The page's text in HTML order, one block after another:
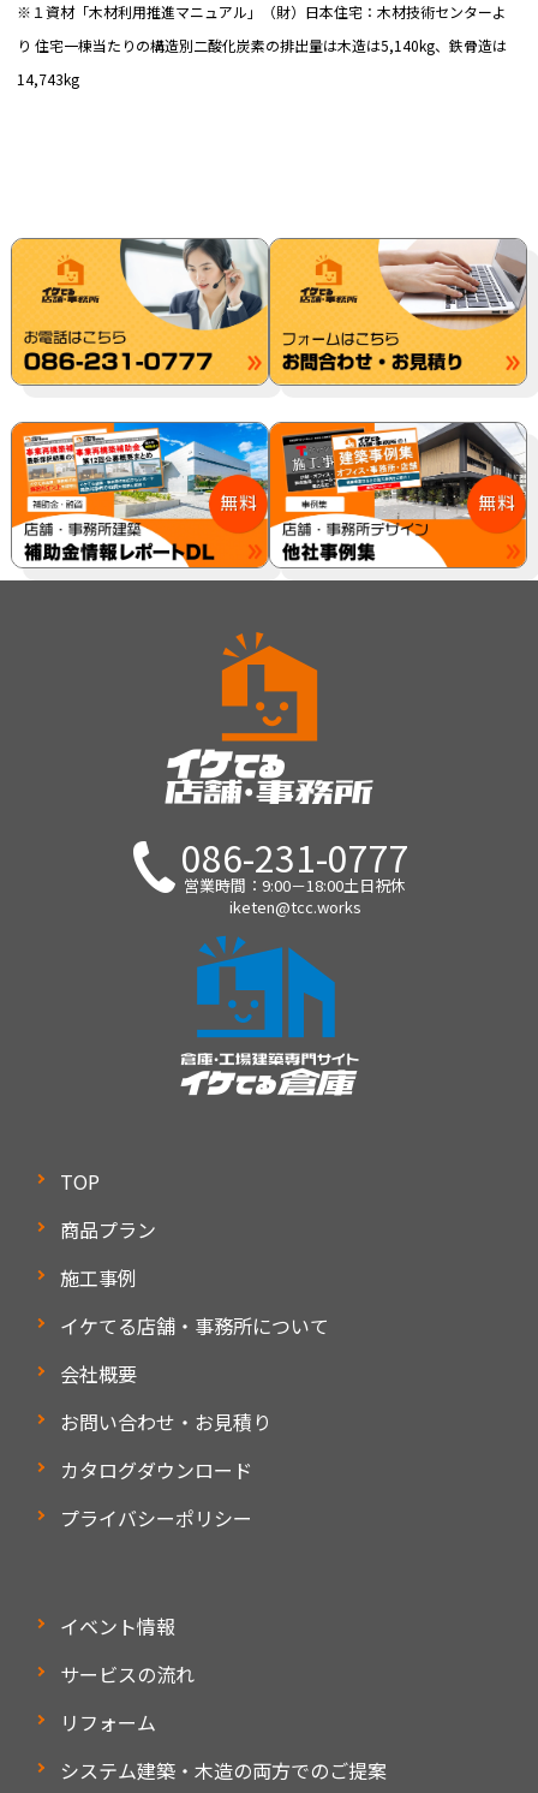
※１資材「木材利用推進マニュアル」（財）日本住宅：木材技術センターよ
り 住宅一棟当たりの構造別二酸化炭素の排出量は木造は5,140kg、鉄骨造は
14,743kg
086-231-0777
営業時間：9:00－18:00土日祝休
iketen@tcc.works
TOP
商品プラン
施工事例
イケてる店舗・事務所について
会社概要
お問い合わせ・お見積り
カタログダウンロード
プライバシーポリシー
イベント情報
サービスの流れ
リフォーム
システム建築・木造の両方でのご提案